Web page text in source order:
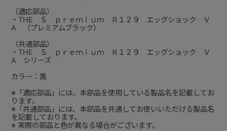
（適応部品）
・THE Ｓ ｐｒｅｍｉｕｍ Ｒ１２９ エッグショック Ｖ
A （プレミアムブラック）
（共通部品）
・THE Ｓ ｐｒｅｍｉｕｍ Ｒ１２９ エッグショック Ｖ
A シリーズ
カラー：黒
※「適応部品」には、本部品を使用している製品名を記載してお
ります。
※「共通部品」には、本部品を共通してお使いいただける製品名
を記載しております。
※ 実際の部品と色が異なる場合がございます。